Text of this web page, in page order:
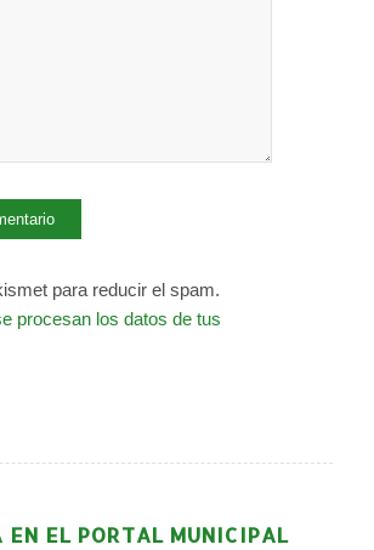
para reducir el spam.
procesan los datos de tus
EN EL PORTAL MUNICIPAL